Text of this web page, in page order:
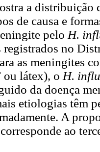
a distribuição
de causa e
pelo H.
registrados no
as meningites
ou látex), o H.
da doença
etiologias têm
A
ao